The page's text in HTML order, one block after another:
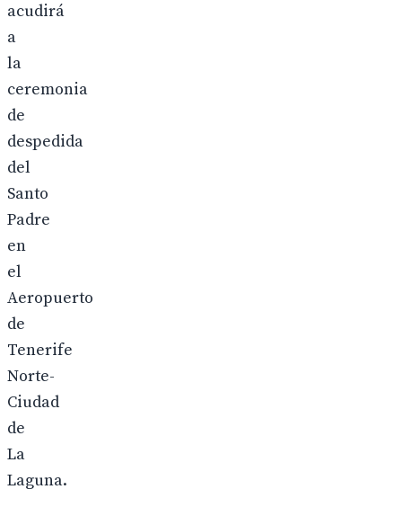
acudirá
a
la
ceremonia
de
despedida
del
Santo
Padre
en
el
Aeropuerto
de
Tenerife
Norte-
Ciudad
de
La
Laguna.